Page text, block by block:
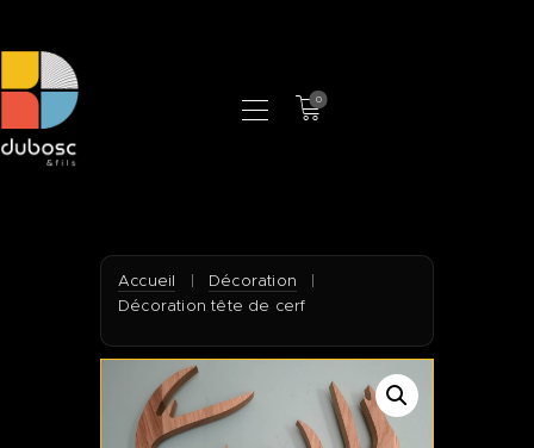
0
CONTACT
Accueil | Décoration
|
Décoration tête de cerf